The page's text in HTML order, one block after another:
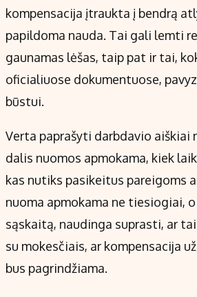
kompensacija įtraukta į bendrą
papildoma nauda. Tai gali lemti
gaunamas lėšas, taip pat ir tai,
oficialiuose dokumentuose,
būstui.
Verta paprašyti darbdavio aiškiai
dalis nuomos apmokama, kiek
kas nutiks pasikeitus pareigoms
nuoma apmokama ne tiesiogiai,
sąskaitą, naudinga suprasti, ar
su mokesčiais, ar kompensacija
bus pagrindžiama.